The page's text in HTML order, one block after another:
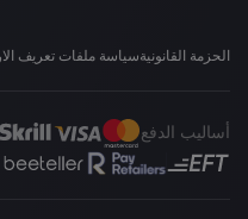
الحزمة القانونيةسياسة ملفات تعريف
أساليب الدفع